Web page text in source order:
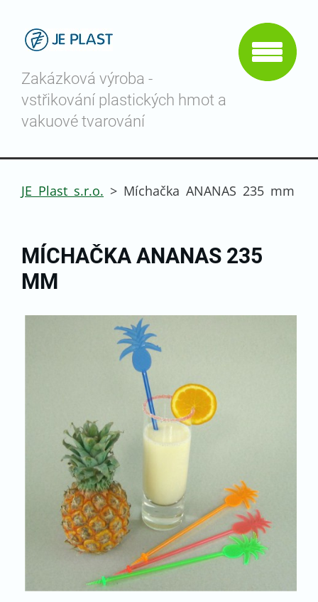
Zakázková výroba -
vstřikování plastických hmot a
vakuové tvarování
JE Plast s.r.o. > Míchačka ANANAS 235 mm
MÍCHAČKA ANANAS 235
MM